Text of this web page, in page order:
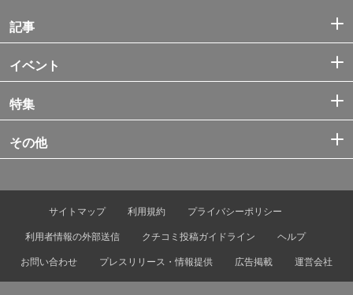
記事
イベント
特集
その他
サイトマップ 利用規約
プライバシーポリシー
利用者情報の外部送信
クチコミ投稿ガイドライン
ヘルプ
お問い合わせ
プレスリリース・情報提供 広告掲載 運営会社